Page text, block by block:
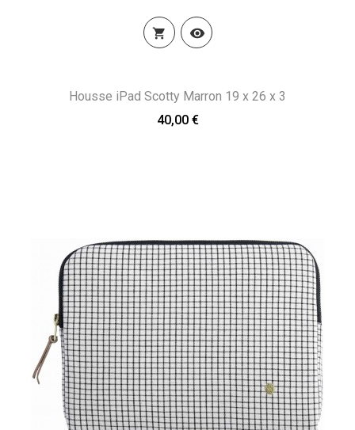
 
Housse iPad Scotty Marron 19 x 26 x 3
40,00 €